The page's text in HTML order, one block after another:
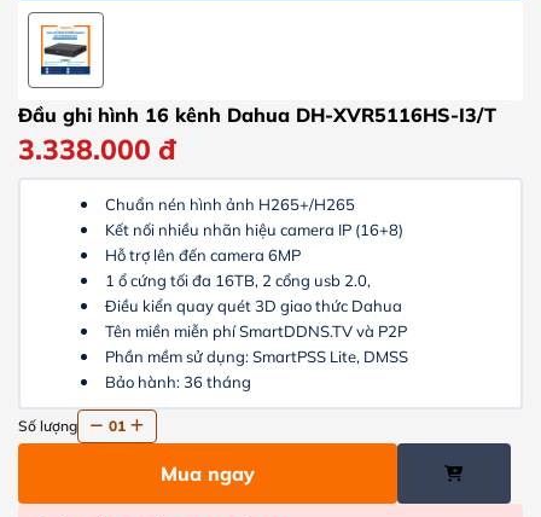
Đầu ghi hình 16 kênh Dahua DH-XVR5116HS-I3/T
3.338.000 đ
Chuẩn nén hình ảnh H265+/H265
Kết nối nhiều nhãn hiệu camera IP (16+8)
Hỗ trợ lên đến camera 6MP
1 ổ cứng tối đa 16TB, 2 cổng usb 2.0,
Điều kiển quay quét 3D giao thức Dahua
Tên miền miễn phí SmartDDNS.TV và P2P
Phần mềm sử dụng: SmartPSS Lite, DMSS
Bảo hành: 36 tháng
Số lượng 01
Mua ngay